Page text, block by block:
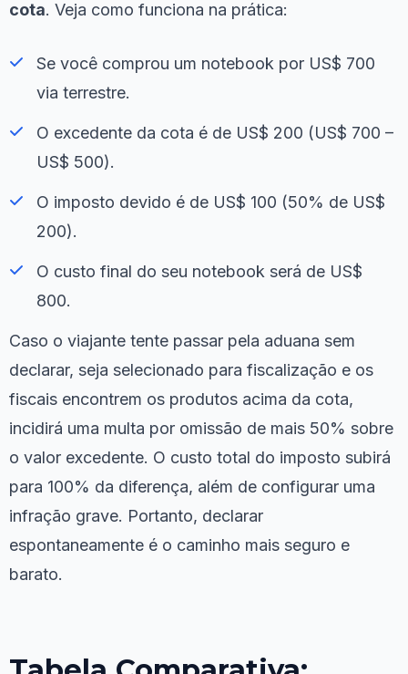
cota. Veja como funciona na prática:
Se você comprou um notebook por US$ 700
via terrestre.
O excedente da cota é de US$ 200 (US$ 700 –
US$ 500).
O imposto devido é de US$ 100 (50% de US$
200).
O custo final do seu notebook será de US$
800.
Caso o viajante tente passar pela aduana sem
declarar, seja selecionado para fiscalização e os
fiscais encontrem os produtos acima da cota,
incidirá uma multa por omissão de mais 50% sobre
o valor excedente. O custo total do imposto subirá
para 100% da diferença, além de configurar uma
infração grave. Portanto, declarar
espontaneamente é o caminho mais seguro e
barato.